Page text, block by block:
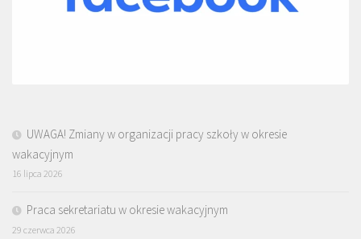
UWAGA! Zmiany w organizacji pracy szkoły w okresie
wakacyjnym
16 lipca 2026
Praca sekretariatu w okresie wakacyjnym
29 czerwca 2026